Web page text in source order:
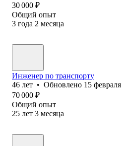
30 000 ₽
Общий опыт
3 года 2 месяца
Инженер по транспорту
46 лет • Обновлено 15 февраля
70 000 ₽
Общий опыт
25 лет 3 месяца